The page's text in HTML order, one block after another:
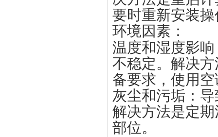
要时重新安装
环境因素 ‌：
温度和湿度影响
不稳定。解决
备要求，使用
灰尘和污垢 ：
解决方法是定
部位‌。